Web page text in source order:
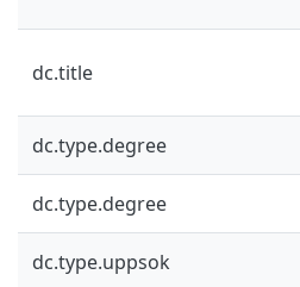
dc.title
dc.type.degree
dc.type.degree
dc.type.uppsok